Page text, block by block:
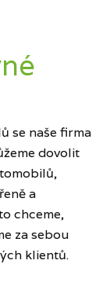
se naše firma
dovolit
a
chceme,
za sebou
klientů.